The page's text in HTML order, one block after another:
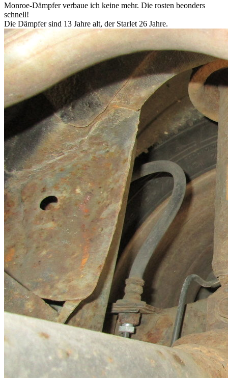
Monroe-Dämpfer verbaue ich keine mehr. Die rosten beonders
schnell!
Die Dämpfer sind 13 Jahre alt, der Starlet 26 Jahre.